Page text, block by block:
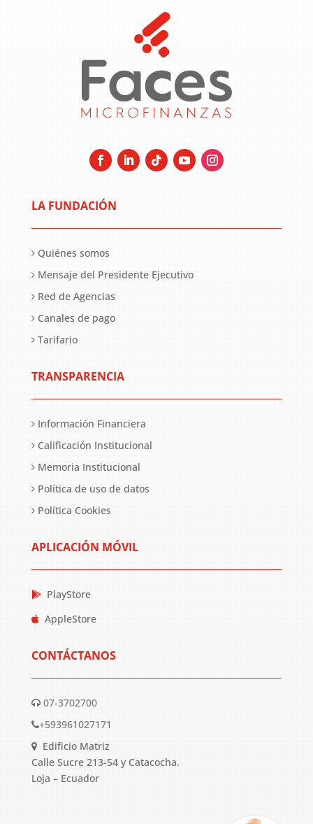
LA FUNDACIÓN
Quiénes somos
Mensaje del Presidente Ejecutivo
Red de Agencias
Canales de pago
Tarifario
TRANSPARENCIA
Información Financiera
Calificación Institucional
Memoria Institucional
Política de uso de datos
Política Cookies
APLICACIÓN MÓVIL
PlayStore
AppleStore
CONTÁCTANOS
07-3702700
+593961027171
Edificio Matriz
Calle Sucre 213-54 y Catacocha.
Loja – Ecuador